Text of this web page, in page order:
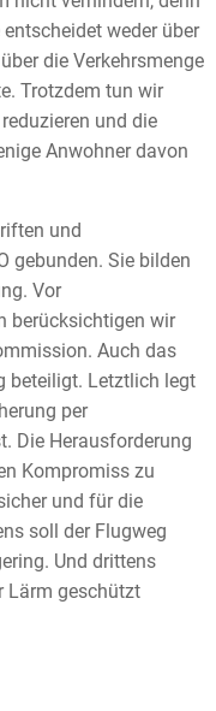
weder über
die Verkehrsmenge
Trotzdem tun wir
und die
Anwohner davon
und
gebunden. Sie bilden
Vor
berücksichtigen wir
Auch das
beteiligt. Letztlich legt
per
Die Herausforderung
Kompromiss zu
und für die
soll der Flugweg
Und drittens
Lärm geschützt